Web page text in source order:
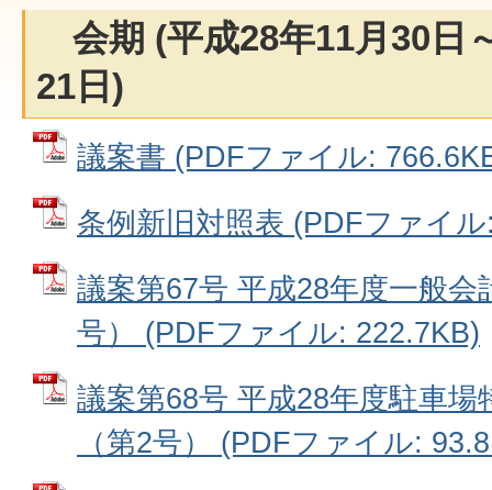
会期 (平成28年11月30日
21日)
議案書 (PDFファイル:
条例新旧対照表 (PDFファイ
議案第67号 平成28年度一般会
号） (PDFファイル: 222.7KB)
議案第68号 平成28年度駐車場
（第2号） (PDFファイル: